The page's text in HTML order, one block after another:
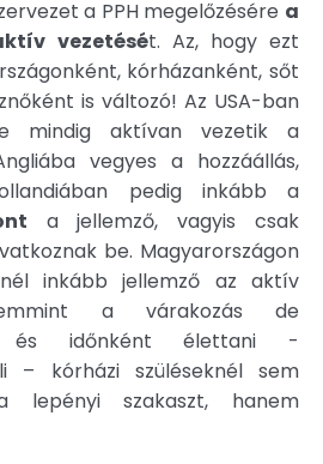
a PPH megelőzésére a
vezetését. Az, hogy ezt
kórházanként, sőt
is változó! Az USA-ban
mindig aktívan vezetik a
vegyes a hozzáállás,
pedig inkább a
a jellemző, vagyis csak
be. Magyarországon
inkább jellemző az aktív
a várakozás de
és időnként élettani -
– kórházi szüléseknél sem
lepényi szakaszt, hanem